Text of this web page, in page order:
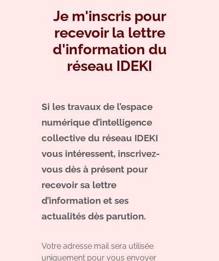
Je m'inscris pour
recevoir la lettre
d'information du
réseau IDEKI
Si les travaux de l’espace
numérique d’intelligence
collective du réseau IDEKI
vous intéressent, inscrivez-
vous dès à présent pour
recevoir sa lettre
d’information et ses
actualités dès parution.
Votre adresse mail sera utilisée
uniquement pour vous envoyer